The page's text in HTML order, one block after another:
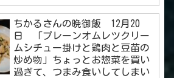
ちかるさんの晩御飯 12月20
日 「プレーンオムレツクリー
ムシチュー掛けと鶏肉と豆苗の
炒め物」ちょっとお惣菜を買い
過ぎて、つまみ食いしてしまい